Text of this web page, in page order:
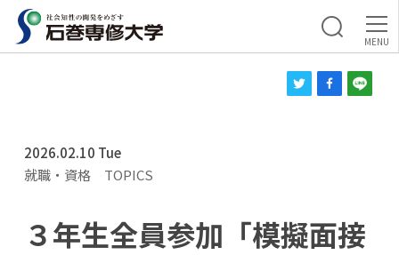
2026.02.10 Tue
就職・資格
TOPICS
３年生全員参加「模擬面接